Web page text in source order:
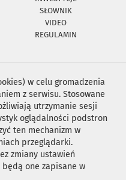
SŁOWNIK
VIDEO
REGULAMIN
w celu gromadzenia
z serwisu. Stosowane
utrzymanie sesji
oglądalności podstron
ten mechanizm w
przeglądarki.
zmiany ustawień
będą one zapisane w